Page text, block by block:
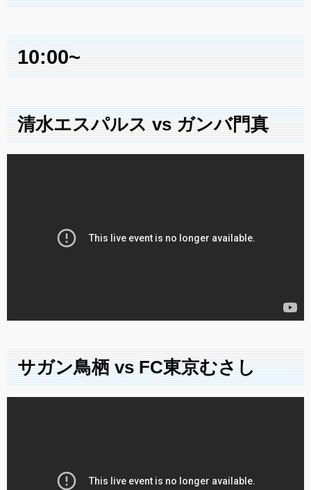
10:00~
清水エスパルス vs ガンバ門真
サガン鳥栖 vs FC東京むさし